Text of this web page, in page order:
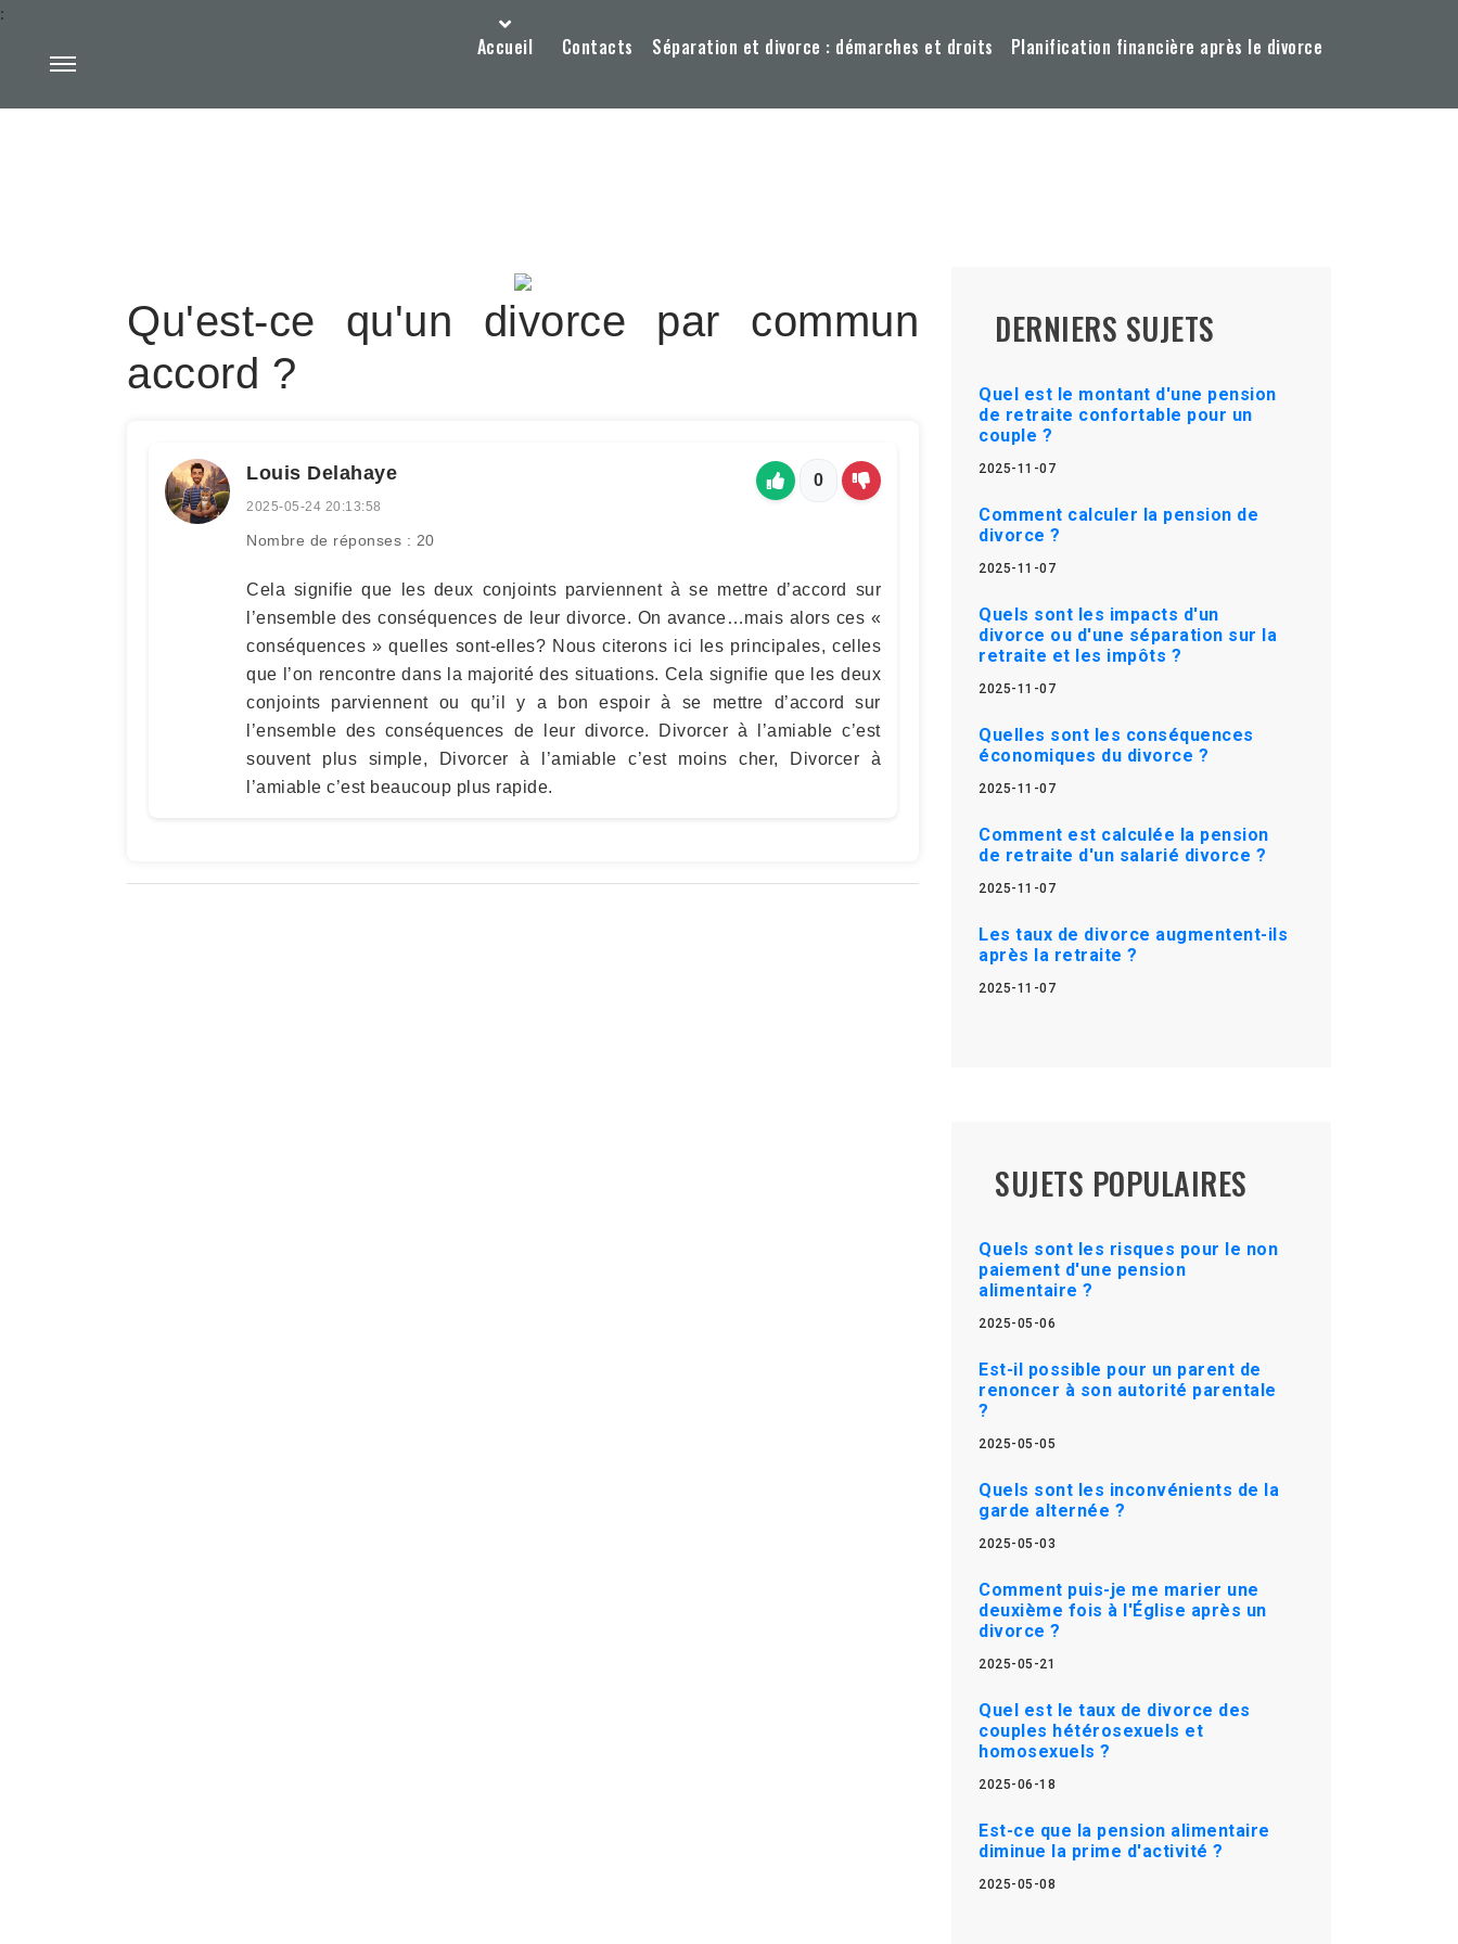
Accueil Contacts Séparation et divorce : démarches et droits Planification financière après le divorce
:
Qu'est-ce qu'un divorce par commun
accord ?
Louis Delahaye
2025-05-24 20:13:58
Nombre de réponses : 20
0
Cela signifie que les deux conjoints parviennent à se mettre d’accord sur
l’ensemble des conséquences de leur divorce. On avance…mais alors ces «
conséquences » quelles sont-elles? Nous citerons ici les principales, celles
que l’on rencontre dans la majorité des situations. Cela signifie que les deux
conjoints parviennent ou qu’il y a bon espoir à se mettre d’accord sur
l’ensemble des conséquences de leur divorce. Divorcer à l’amiable c’est
souvent plus simple, Divorcer à l’amiable c’est moins cher, Divorcer à
l’amiable c’est beaucoup plus rapide.
DERNIERS SUJETS
Quel est le montant d'une pension
de retraite confortable pour un
couple ?
2025-11-07
Comment calculer la pension de
divorce ?
2025-11-07
Quels sont les impacts d'un
divorce ou d'une séparation sur la
retraite et les impôts ?
2025-11-07
Quelles sont les conséquences
économiques du divorce ?
2025-11-07
Comment est calculée la pension
de retraite d'un salarié divorce ?
2025-11-07
Les taux de divorce augmentent-ils
après la retraite ?
2025-11-07
SUJETS POPULAIRES
Quels sont les risques pour le non
paiement d'une pension
alimentaire ?
2025-05-06
Est-il possible pour un parent de
renoncer à son autorité parentale
?
2025-05-05
Quels sont les inconvénients de la
garde alternée ?
2025-05-03
Comment puis-je me marier une
deuxième fois à l'Église après un
divorce ?
2025-05-21
Quel est le taux de divorce des
couples hétérosexuels et
homosexuels ?
2025-06-18
Est-ce que la pension alimentaire
diminue la prime d'activité ?
2025-05-08